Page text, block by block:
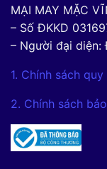
MẠI MAY MẶC
– Số ĐKKD
– Người đại diện:
1. Chính sách
2. Chính sách